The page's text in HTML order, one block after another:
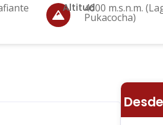
Altitud4600 m.s.n.m.
Pukacocha)
Desde